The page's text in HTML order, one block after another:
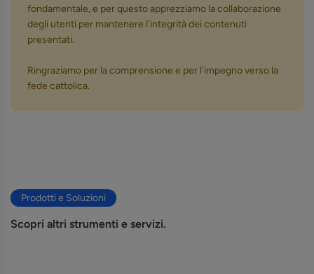
fondamentale, e per questo apprezziamo la collaborazione
degli utenti per mantenere l'integrità dei contenuti
presentati.
Ringraziamo per la comprensione e per l'impegno verso la
fede cattolica.
Prodotti e Soluzioni
Scopri altri strumenti e servizi.